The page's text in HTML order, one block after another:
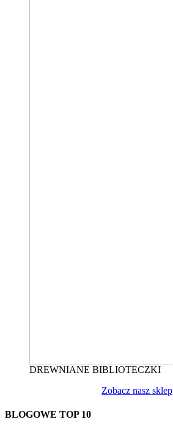
DREWNIANE BIBLIOTECZKI
Zobacz nasz sklep
BLOGOWE TOP 10